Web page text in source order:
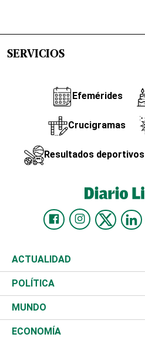
SERVICIOS
Efemérides
Crucigramas
Resultados deportivos
ACTUALIDAD
Nacional
Ciudad
Educación
POLÍTICA
Partidos
JCE
MUNDO
Estados Unidos
ECONOMÍA